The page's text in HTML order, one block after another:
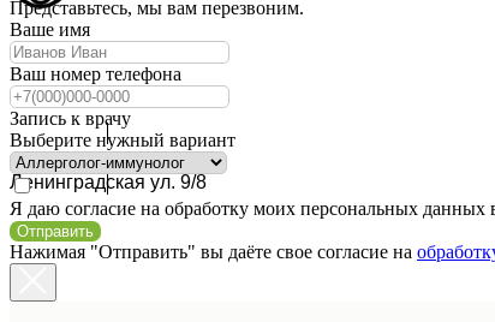
Кудрово
Ленинградская ул. 9/8
Представьтесь, мы вам перезвоним.
Ваше имя
Ваш номер телефона
Запись к врачу
Выберите нужный вариант
Я даю согласие на обработку моих персональных данных
Отправить
Нажимая "Отправить" вы даёте свое согласие на